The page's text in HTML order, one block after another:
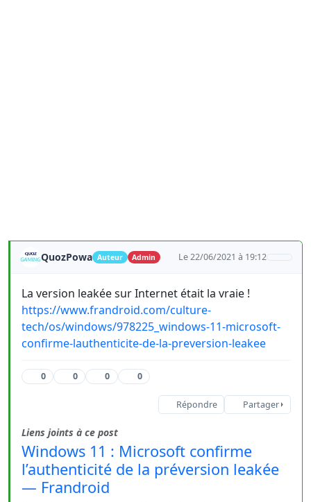
QuozPowa Auteur Admin Le 22/06/2021 à 19:12
La version leakée sur Internet était la vraie !
https://www.frandroid.com/culture-
tech/os/windows/978225_windows-11-microsoft-
confirme-lauthenticite-de-la-preversion-leakee
0 0 0 0
Répondre Partager
Liens joints à ce post
Windows 11 : Microsoft confirme
l’authenticité de la préversion leakée
— Frandroid